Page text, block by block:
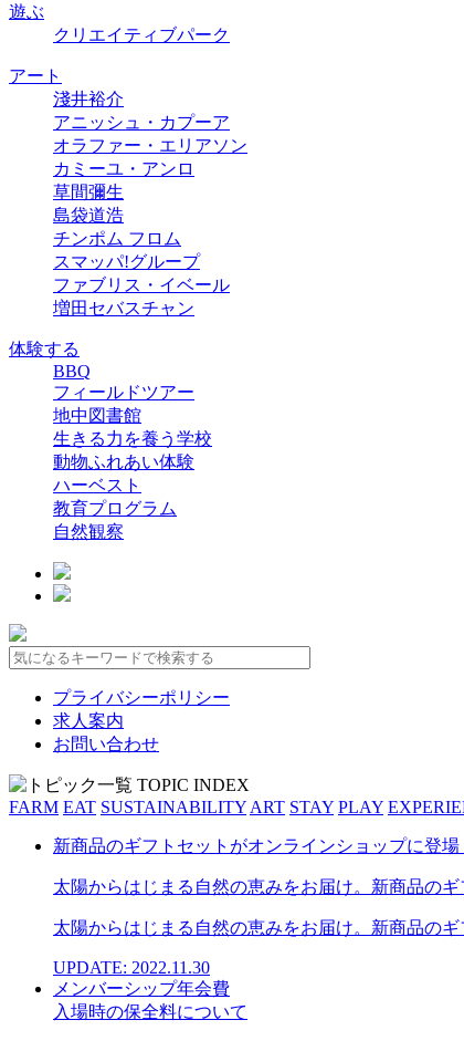
遊ぶ
クリエイティブパーク
アート
淺井裕介
アニッシュ・カプーア
オラファー・エリアソン
カミーユ・アンロ
草間彌生
島袋道浩
チンポム フロム
スマッパ!グループ
ファブリス・イベール
増田セバスチャン
体験する
BBQ
フィールドツアー
地中図書館
生きる力を養う学校
動物ふれあい体験
ハーベスト
教育プログラム
自然観察
プライバシーポリシー
求人案内
お問い合わせ
FARM EAT SUSTAINABILITY ART STAY PLAY
新商品のギフトセットがオンラインショップに登場
太陽からはじまる自然の恵みをお届け。新商品の
太陽からはじまる自然の恵みをお届け。新商品の
UPDATE: 2022.11.30
メンバーシップ年会費
入場時の保全料について